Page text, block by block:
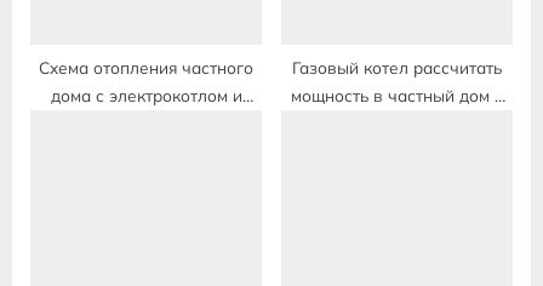
:
Схема отопления частного
дома с электрокотлом и
Газовый котел рассчитать
мощность в частный дом с